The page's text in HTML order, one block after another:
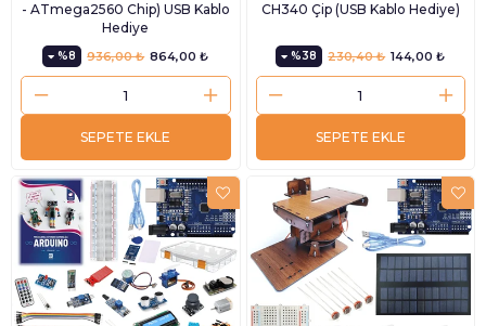
- ATmega2560 Chip) USB Kablo
Hediye
%8 864,00 ₺
936,00 ₺
SEPETE EKLE
CH340 Çip (USB Kablo Hediye)
%38 144,00 ₺
230,40 ₺
SEPETE EKLE